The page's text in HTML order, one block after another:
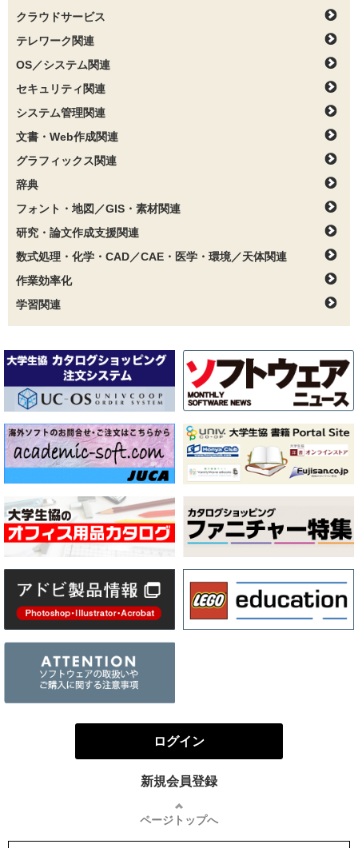
クラウドサービス
テレワーク関連
OS／システム関連
セキュリティ関連
システム管理関連
文書・Web作成関連
グラフィックス関連
辞典
フォント・地図／GIS・素材関連
研究・論文作成支援関連
数式処理・化学・CAD／CAE・医学・環境／天体関連
作業効率化
学習関連
ログイン
新規会員登録
ページトップへ